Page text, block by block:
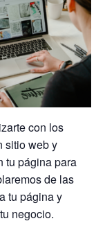
con los
sitio web y
tu página para
de las
tu página y
negocio.